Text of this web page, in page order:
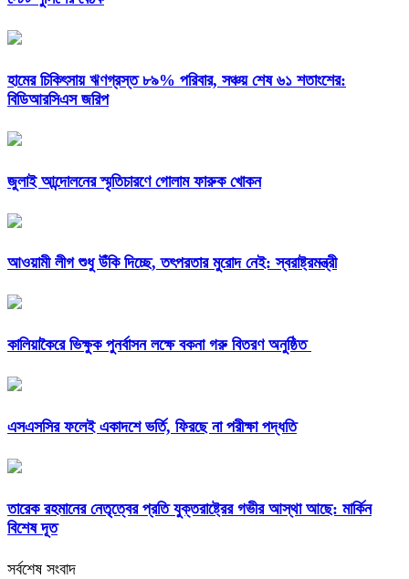
হামের চিকিৎসায় ঋণগ্রস্ত ৮৯% পরিবার, সঞ্চয় শেষ ৬১ শতাংশের:
বিডিআরসিএস জরিপ
জুলাই আন্দোলনের স্মৃতিচারণে গোলাম ফারুক খোকন
আওয়ামী লীগ শুধু উঁকি দিচ্ছে, তৎপরতার মুরোদ নেই: স্বরাষ্ট্রমন্ত্রী
কালিয়াকৈরে ভিক্ষুক পুনর্বাসন লক্ষে বকনা গরু বিতরণ অনুষ্ঠিত
এসএসসির ফলেই একাদশে ভর্তি, ফিরছে না পরীক্ষা পদ্ধতি
তারেক রহমানের নেতৃত্বের প্রতি যুক্তরাষ্ট্রের গভীর আস্থা আছে: মার্কিন
বিশেষ দূত
সর্বশেষ সংবাদ